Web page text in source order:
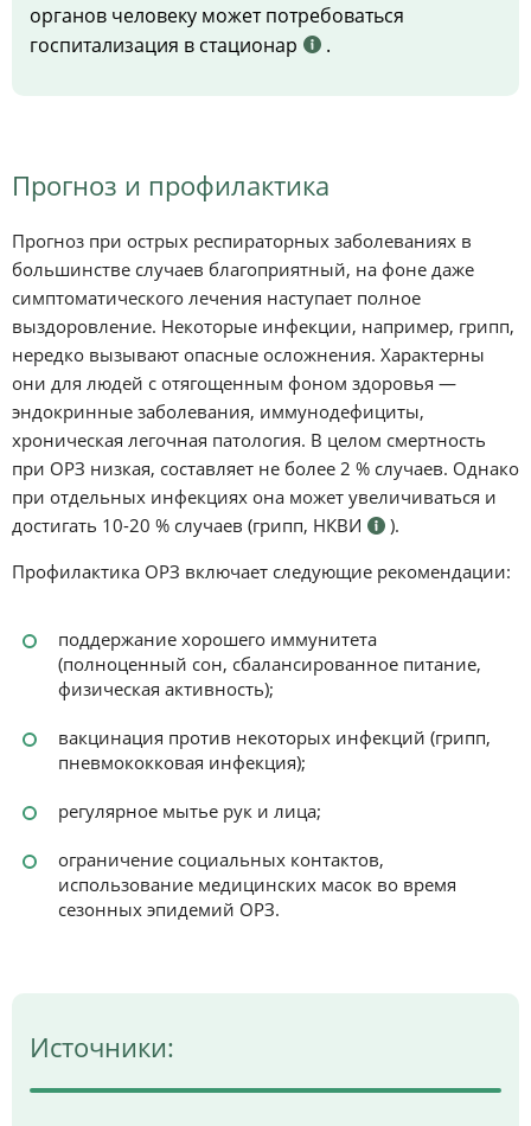
органов человеку может потребоваться
госпитализация в стационар
.
Прогноз и профилактика
Прогноз при острых респираторных заболеваниях в
большинстве случаев благоприятный, на фоне даже
симптоматического лечения наступает полное
выздоровление. Некоторые инфекции, например, грипп,
нередко вызывают опасные осложнения. Характерны
они для людей с отягощенным фоном здоровья —
эндокринные заболевания, иммунодефициты,
хроническая легочная патология. В целом смертность
при ОРЗ низкая, составляет не более 2 % случаев. Однако
при отдельных инфекциях она может увеличиваться и
достигать 10-20 % случаев (грипп, НКВИ
).
Профилактика ОРЗ включает следующие рекомендации:
поддержание хорошего иммунитета
(полноценный сон, сбалансированное питание,
физическая активность);
вакцинация против некоторых инфекций (грипп,
пневмококковая инфекция);
регулярное мытье рук и лица;
ограничение социальных контактов,
использование медицинских масок во время
сезонных эпидемий ОРЗ.
Источники: